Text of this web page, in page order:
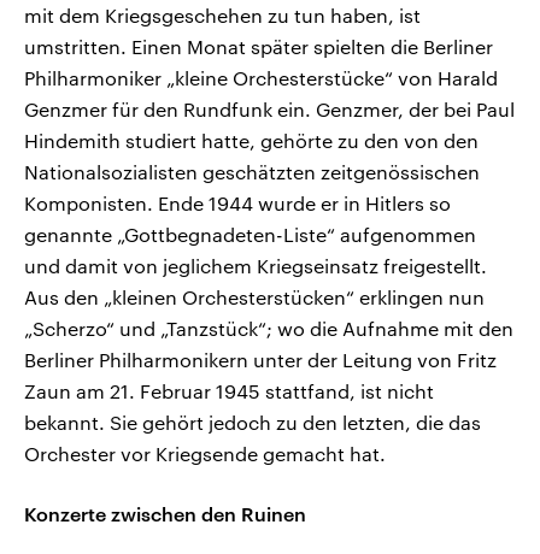
mit dem Kriegsgeschehen zu tun haben, ist
umstritten. Einen Monat später spielten die Berliner
Philharmoniker „kleine Orchesterstücke“ von Harald
Genzmer für den Rundfunk ein. Genzmer, der bei Paul
Hindemith studiert hatte, gehörte zu den von den
Nationalsozialisten geschätzten zeitgenössischen
Komponisten. Ende 1944 wurde er in Hitlers so
genannte „Gottbegnadeten-Liste“ aufgenommen
und damit von jeglichem Kriegseinsatz freigestellt.
Aus den „kleinen Orchesterstücken“ erklingen nun
„Scherzo“ und „Tanzstück“; wo die Aufnahme mit den
Berliner Philharmonikern unter der Leitung von Fritz
Zaun am 21. Februar 1945 stattfand, ist nicht
bekannt. Sie gehört jedoch zu den letzten, die das
Orchester vor Kriegsende gemacht hat.
Konzerte zwischen den Ruinen